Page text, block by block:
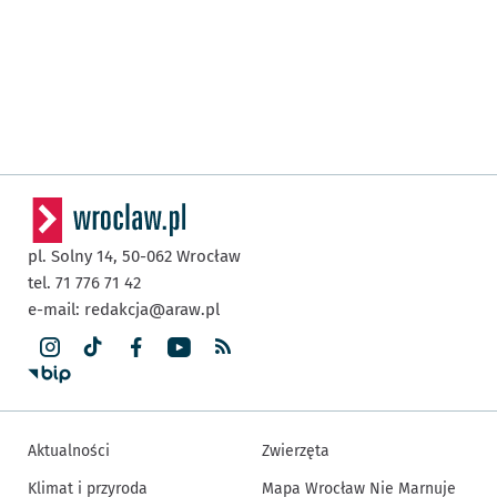
pl. Solny 14, 50-062 Wrocław
tel. 71 776 71 42
e-mail: redakcja@araw.pl
Aktualności
Klimat i przyroda
Zwierzęta
Mapa Wrocław Nie Marnuje